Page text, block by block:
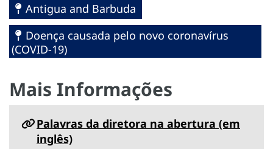
Antigua and Barbuda
Doença causada pelo novo coronavírus
(COVID-19)
Mais Informações
Palavras da diretora na abertura (em
inglês)